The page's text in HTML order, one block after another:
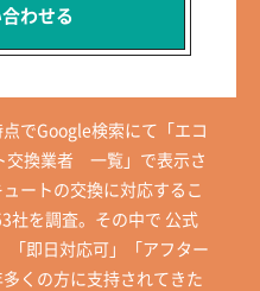
わせる
でGoogle検索にて「エコ
交換業者 一覧」で表示さ
ートの交換に対応するこ
社を調査。その中で 公式
「即日対応可」「アフター
くの方に支持されてきた